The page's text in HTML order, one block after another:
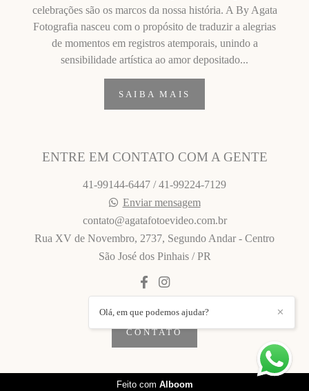
celebrações são os marcos da nossa história. A By Agata
Fotografia nasceu com o propósito de traduzir a alegrias
de momentos em registros atemporais, unindo a
sensibilidade artística ao amor depositado...
SAIBA MAIS
ENTRE EM CONTATO COM A GENTE
41-99144-6447 / 41-99224-7129
Enviar mensagem
contato@agatafotoevideo.com.br
Rua XV de Novembro, 2737, Segundo Andar - Centro
São José dos Pinhais / PR
CONTATO
✕
Olá, em que podemos ajudar?
Feito com Alboom